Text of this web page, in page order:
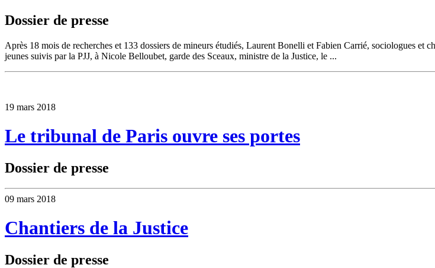
Dossier de presse
Après 18 mois de recherches et 133 dossiers de mineurs étudiés, Laurent Bonelli et Fabien Carrié, sociologues et
jeunes suivis par la PJJ, à Nicole Belloubet, garde des Sceaux, ministre de la Justice, le ...
19 mars 2018
Le tribunal de Paris ouvre ses portes
Dossier de presse
09 mars 2018
Chantiers de la Justice
Dossier de presse